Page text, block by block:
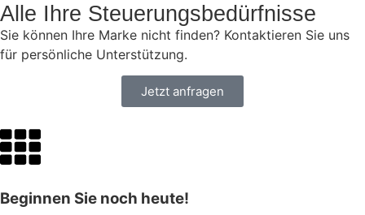
Alle Ihre Steuerungsbedürfnisse
Sie können Ihre Marke nicht finden? Kontaktieren Sie uns
für persönliche Unterstützung.
Jetzt anfragen
Beginnen Sie noch heute!